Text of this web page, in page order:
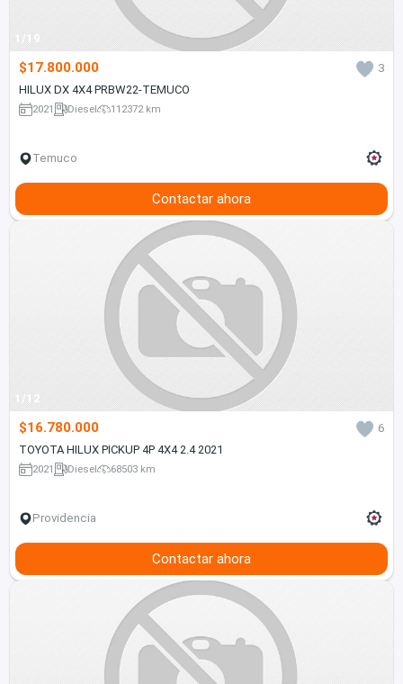
1/19
$17.800.000
3
HILUX DX 4X4 PRBW22-TEMUCO
2021 Diesel 112372 km
Temuco
Contactar ahora
1/12
$16.780.000
6
TOYOTA HILUX PICKUP 4P 4X4 2.4 2021
2021 Diesel 68503 km
Providencia
Contactar ahora